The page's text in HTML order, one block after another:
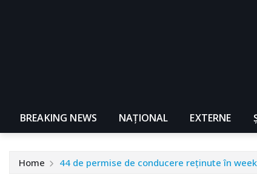
BREAKING NEWS NAŢIONAL EXTERNE
Home 44 de permise de conducere reţinute în